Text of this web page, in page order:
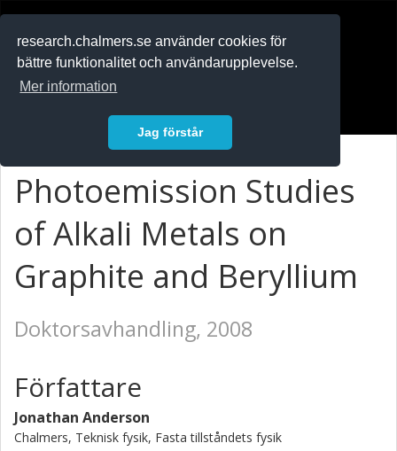
research.chalmers.se använder cookies för
bättre funktionalitet och användarupplevelse.
Mer information
Jag förstår
Photoemission Studies
of Alkali Metals on
Graphite and Beryllium
Doktorsavhandling, 2008
Författare
Jonathan Anderson
Chalmers, Teknisk fysik, Fasta tillståndets fysik